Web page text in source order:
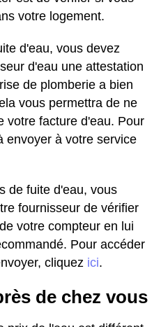
votre logement.
d'eau, vous devez
d'eau une attestation
de plomberie a bien
vous permettra de ne
votre facture d'eau. Pour
envoyer à votre service
de fuite d'eau, vous
fournisseur de vérifier
votre compteur en lui
Pour accéder
cliquez ici.
de chez vous